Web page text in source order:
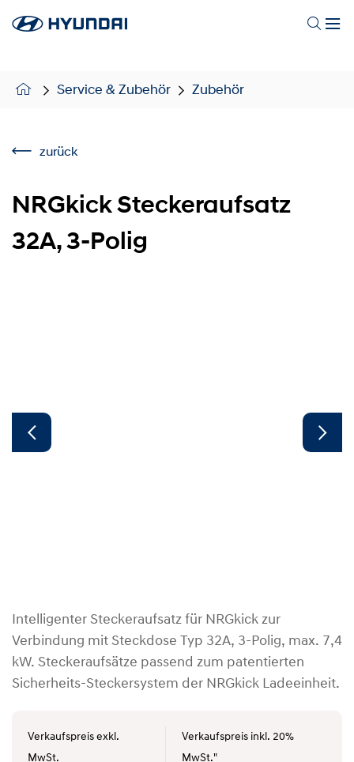
Service & Zubehör Zubehör
zurück
NRGkick Steckeraufsatz
32A, 3-Polig
Intelligenter Steckeraufsatz für NRGkick zur
Verbindung mit Steckdose Typ 32A, 3-Polig, max. 7,4
kW. Steckeraufsätze passend zum patentierten
Sicherheits-Steckersystem der NRGkick Ladeeinheit.
Verkaufspreis exkl.
MwSt.
Verkaufspreis inkl. 20%
MwSt."